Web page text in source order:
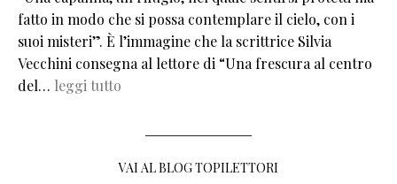
fatto in modo che si possa contemplare il cielo, con i
suoi misteri”. È l’immagine che la scrittrice Silvia
Vecchini consegna al lettore di “Una frescura al centro
del… leggi tutto
VAI AL BLOG TOPILETTORI